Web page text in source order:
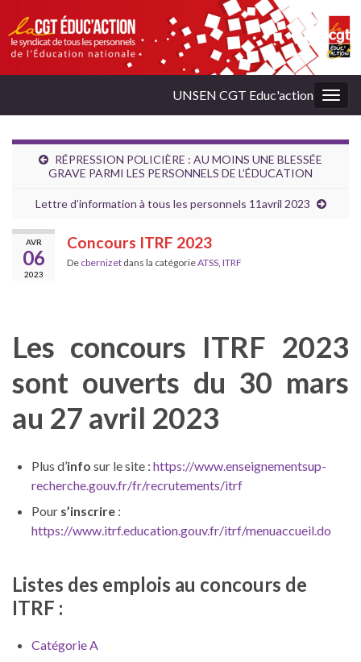
UNSEN CGT Educ'action
RÉPRESSION POLICIÈRE : AU MOINS UNE BLESSÉE
GRAVE PARMI LES PERSONNELS DE L’ÉDUCATION
Lettre d’information à tous les personnels 11avril 2023
AVR
06
2023
Concours ITRF 2023
De cbernizet dans la catégorieATSS, ITRF
Les concours ITRF 2023
sont ouverts du 30 mars
au 27 avril 2023
Plus d’info sur le site : https://www.enseignementsup-
recherche.gouv.fr/fr/recrutements/itrf
Pour s’inscrire :
https://www.itrf.education.gouv.fr/itrf/menuaccueil.do
Listes des emplois au concours de
ITRF :
Catégorie A